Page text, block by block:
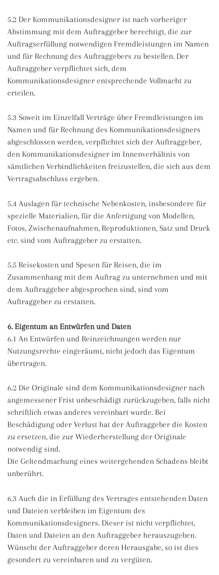
5.2 Der Kommunikationsdesigner ist nach vorheriger
Abstimmung mit dem Auftraggeber berechtigt, die zur
Auftragserfüllung notwendigen Fremdleistungen im Namen
und für Rechnung des Auftraggebers zu bestellen. Der
Auftraggeber verpflichtet sich, dem
Kommunikationsdesigner entsprechende Vollmacht zu
erteilen.
5.3 Soweit im Einzelfall Verträge über Fremdleistungen im
Namen und für Rechnung des Kommunikationsdesigners
abgeschlossen werden, verpflichtet sich der Auftraggeber,
den Kommunikationsdesigner im Innenverhältnis von
sämtlichen Verbindlichkeiten freizustellen, die sich aus dem
Vertragsabschluss ergeben.
5.4 Auslagen für technische Nebenkosten, insbesondere für
spezielle Materialien, für die Anfertigung von Modellen,
Fotos, Zwischenaufnahmen, Reproduktionen, Satz und Druck
etc. sind vom Auftraggeber zu erstatten.
5.5 Reisekosten und Spesen für Reisen, die im
Zusammenhang mit dem Auftrag zu unternehmen und mit
dem Auftraggeber abgesprochen sind, sind vom
Auftraggeber zu erstatten.
6. Eigentum an Entwürfen und Daten
6.1 An Entwürfen und Reinzeichnungen werden nur
Nutzungsrechte eingeräumt, nicht jedoch das Eigentum
übertragen.
6.2 Die Originale sind dem Kommunikationsdesigner nach
angemessener Frist unbeschädigt zurückzugeben, falls nicht
schriftlich etwas anderes vereinbart wurde. Bei
Beschädigung oder Verlust hat der Auftraggeber die Kosten
zu ersetzen, die zur Wiederherstellung der Originale
notwendig sind.
Die Geltendmachung eines weitergehenden Schadens bleibt
unberührt.
6.3 Auch die in Erfüllung des Vertrages entstehenden Daten
und Dateien verbleiben im Eigentum des
Kommunikationsdesigners. Dieser ist nicht verpflichtet,
Daten und Dateien an den Auftraggeber herauszugeben.
Wünscht der Auftraggeber deren Herausgabe, so ist dies
gesondert zu vereinbaren und zu vergüten.